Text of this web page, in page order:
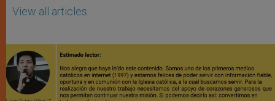
View all articles